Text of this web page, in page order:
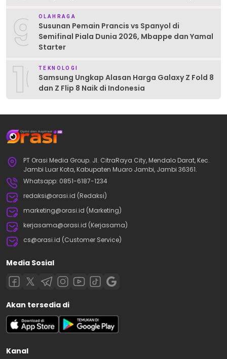
9 OLAHRAGA
Susunan Pemain Prancis vs Spanyol di
Semifinal Piala Dunia 2026, Mbappe dan Yamal
Starter
10TEKNOLOGI
Samsung Ungkap Alasan Harga Galaxy Z Fold 8
dan Z Flip 8 Naik di Indonesia
PT Orasi Media Group. Jl. CitraRaya City, Mendalo Darat, Kec.
Jambi Luar Kota, Kabupaten Muaro Jambi, Jambi 36361.
Whatsapp: 0851-6187-1234
redaksi@orasi.id (Redaksi)
marketing@orasi.id (Marketing)
kerjasama@orasi.id (Kerjasama)
cs@orasi.id (Customer Service)
Media Sosial
Akan tersedia di
Kanal